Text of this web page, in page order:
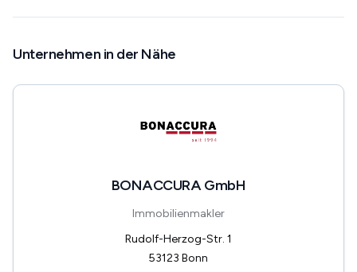
Unternehmen in der Nähe
BONACCURA GmbH
Immobilienmakler
Rudolf-Herzog-Str. 1
53123 Bonn